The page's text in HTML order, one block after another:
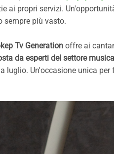
ai propri servizi.
sempre più vasto.
Tv Generation offre ai
da esperti del settore
Un'occasione unica per